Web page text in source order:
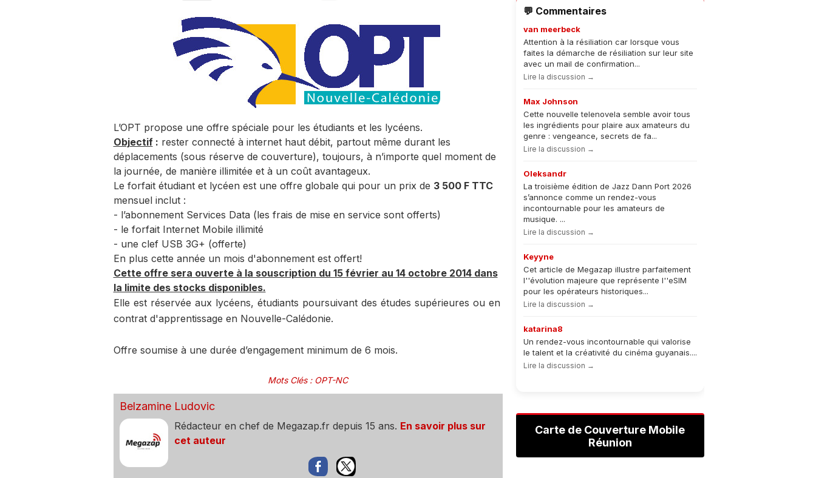
L’OPT propose une offre spéciale pour les étudiants et les lycéens.
Objectif: rester connecté à internet haut débit, partout même durant les
déplacements (sous réserve de couverture), toujours, à n’importe quel moment de
la journée, de manière illimitée et à un coût avantageux.
Le forfait étudiant et lycéen est une offre globale qui pour un prix de 3 500 F TTC
mensuel inclut :
- l’abonnement Services Data (les frais de mise en service sont offerts)
- le forfait Internet Mobile illimité
- une clef USB 3G+ (offerte)
En plus cette année un mois d'abonnement est offert!
Cette offre sera ouverte à la souscription du 15 février au 14 octobre 2014 dans
la limite des stocks disponibles.
Elle est réservée aux lycéens, étudiants poursuivant des études supérieures ou en
contrat d'apprentissage en Nouvelle-Calédonie.
Offre soumise à une durée d’engagement minimum de 6 mois.
Mots Clés: OPT-NC
Belzamine Ludovic
Rédacteur en chef de Megazap.fr depuis 15 ans. En savoir plus sur
cet auteur
💬 Commentaires
van meerbeck
Attention à la résiliation car lorsque vous
faites la démarche de résiliation sur leur site
avec un mail de confirmation...
Lire la discussion →
Max Johnson
Cette nouvelle telenovela semble avoir tous
les ingrédients pour plaire aux amateurs du
genre : vengeance, secrets de fa...
Lire la discussion →
Oleksandr
La troisième édition de Jazz Dann Port 2026
s’annonce comme un rendez-vous
incontournable pour les amateurs de
musique. ...
Lire la discussion →
Keyyne
Cet article de Megazap illustre parfaitement
l''évolution majeure que représente l''eSIM
pour les opérateurs historiques...
Lire la discussion →
katarina8
Un rendez-vous incontournable qui valorise
le talent et la créativité du cinéma guyanais....
Lire la discussion →
Carte de Couverture Mobile
Réunion